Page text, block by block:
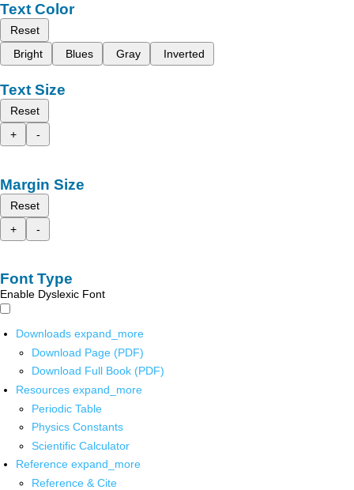
Text Color
Reset
Bright
Blues Gray Inverted
Text Size
Reset
+
-
Margin Size
Reset
+
-
Font Type
Enable Dyslexic Font
Downloads expand_more
Download Page (PDF)
Download Full Book (PDF)
Resources expand_more
Periodic Table
Physics Constants
Scientific Calculator
Reference expand_more
Reference & Cite